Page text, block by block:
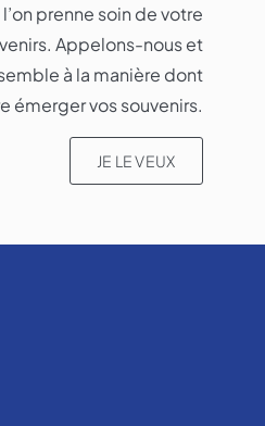
prenne soin de votre
Appelons-nous et
à la manière dont
émerger vos souvenirs.​
JE LE VEUX